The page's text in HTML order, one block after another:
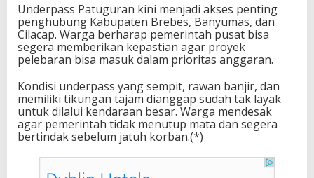
Underpass Patuguran kini menjadi akses penting
penghubung Kabupaten Brebes, Banyumas, dan
Cilacap. Warga berharap pemerintah pusat bisa
segera memberikan kepastian agar proyek
pelebaran bisa masuk dalam prioritas anggaran.
Kondisi underpass yang sempit, rawan banjir, dan
memiliki tikungan tajam dianggap sudah tak layak
untuk dilalui kendaraan besar. Warga mendesak
agar pemerintah tidak menutup mata dan segera
bertindak sebelum jatuh korban.(*)